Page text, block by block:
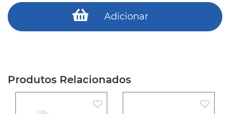
Adicionar
Produtos Relacionados